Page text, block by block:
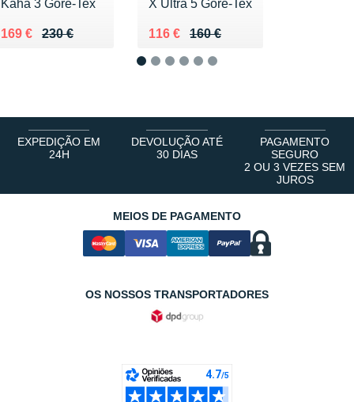
Kaha 3 Gore-Tex
230 €
Au lieu de 230 €
169 €
Vendu 169 €
X Ultra 5 Gore-Tex
160 €
Au lieu de 160 €
116 €
Vendu 116 €
EXPEDIÇÃO EM
24H
DEVOLUÇÃO ATÉ
30 DIAS
PAGAMENTO
SEGURO
2 OU 3 VEZES SEM
JUROS
MEIOS DE PAGAMENTO
OS NOSSOS TRANSPORTADORES